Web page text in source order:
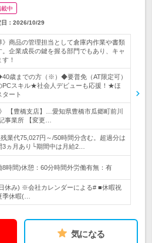
中
： 2026/10/29
》商品の管理担当として倉庫内作業や書類
企業成長の鍵を握る部門でもあり、キャ
！
歳までの方（※）◆要普免（AT限定可）
スキル★社会人デビューも応援！★ほ
ート
【豊橋支店】…愛知県豊橋市瓜郷町前川
事業所 【変更…
業代75,027円～/50時間分含む。超過分は
ヵ月あり└期間中は月給2…
8時間)休憩：60分時間外労働有無：有
休み) ※会社カレンダーによる# ■休暇祝
季休暇(…
気になる